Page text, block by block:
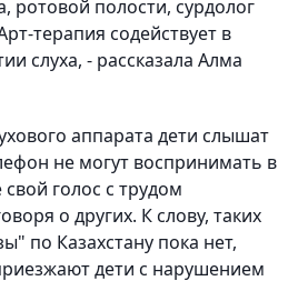
ротовой полости, сурдолог
терапия содействует в
слуха, - рассказала Алма
аппарата дети слышат
не могут воспринимать в
голос с трудом
о других. К слову, таких
по Казахстану пока нет,
дети с нарушением